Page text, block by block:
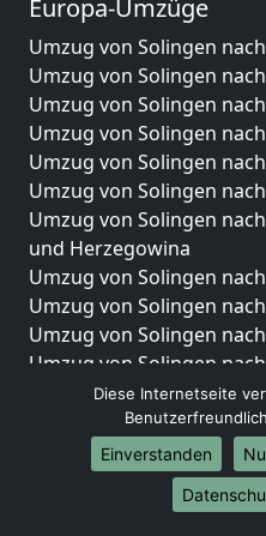
Europa-Umzüge
Umzug von Solingen
Umzug von Solingen
Umzug von Solingen
Umzug von Solingen
Umzug von Solingen
Umzug von Solingen
Umzug von Solingen
und Herzegowina
Umzug von Solingen
Umzug von Solingen
Umzug von Solingen
Umzug von Solingen
Umzug von Solingen
Umzug von Solingen
Umzug von Solingen
Umzug von Solingen
Umzug von Solingen
Diese Internetseite
Einverstanden